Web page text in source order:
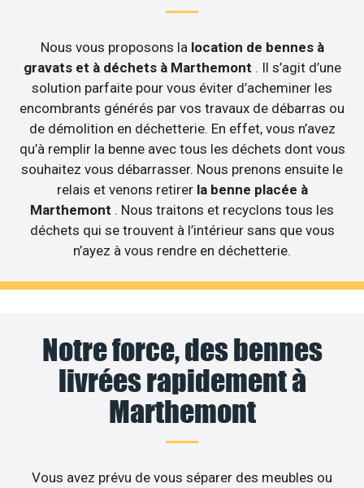
Nous vous proposons la location de bennes à
gravats et à déchets à Marthemont . Il s’agit d’une
solution parfaite pour vous éviter d’acheminer les
encombrants générés par vos travaux de débarras ou
de démolition en déchetterie. En effet, vous n’avez
qu’à remplir la benne avec tous les déchets dont vous
souhaitez vous débarrasser. Nous prenons ensuite le
relais et venons retirer la benne placée à
Marthemont . Nous traitons et recyclons tous les
déchets qui se trouvent à l’intérieur sans que vous
n’ayez à vous rendre en déchetterie.
Notre force, des bennes
livrées rapidement à
Marthemont
Vous avez prévu de vous séparer des meubles ou